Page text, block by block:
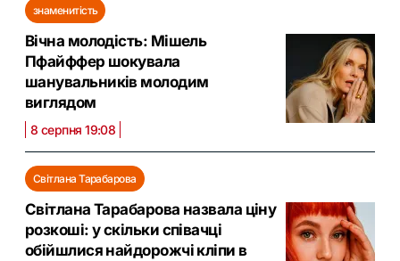
знаменитість
Вічна молодість: Мішель
Пфайффер шокувала
шанувальників молодим
виглядом
8 серпня 19:08
Світлана Тарабарова
Світлана Тарабарова назвала ціну
розкоші: у скільки співачці
обійшлися найдорожчі кліпи в